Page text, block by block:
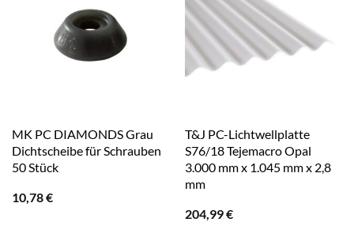
MK PC DIAMONDS Grau
Dichtscheibe für Schrauben
50 Stück
10,78€
T&J PC-Lichtwellplatte
S76/18 Tejemacro Opal
3.000 mm x 1.045 mm x 2,8
mm
204,99€